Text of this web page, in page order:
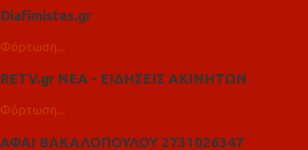
Diafimistes.gr
Φόρτωση...
RETV.gr ΝΕΑ - ΕΙΔΗΣΕΙΣ ΑΚΙΝΗΤΩΝ
Φόρτωση...
ΑΦΑΙ ΒΑΚΑΛΟΠΟΥΛΟΥ 2731026347